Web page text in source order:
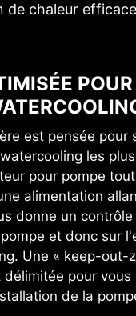
de chaleur
POUR
est pensée pour
les
pour pompe
alimentation
donne un
et donc sur
Une « keep-out-
délimitée pour vous
de la
de PCB utilisée
cuivre de 2 onces
OC TUNING